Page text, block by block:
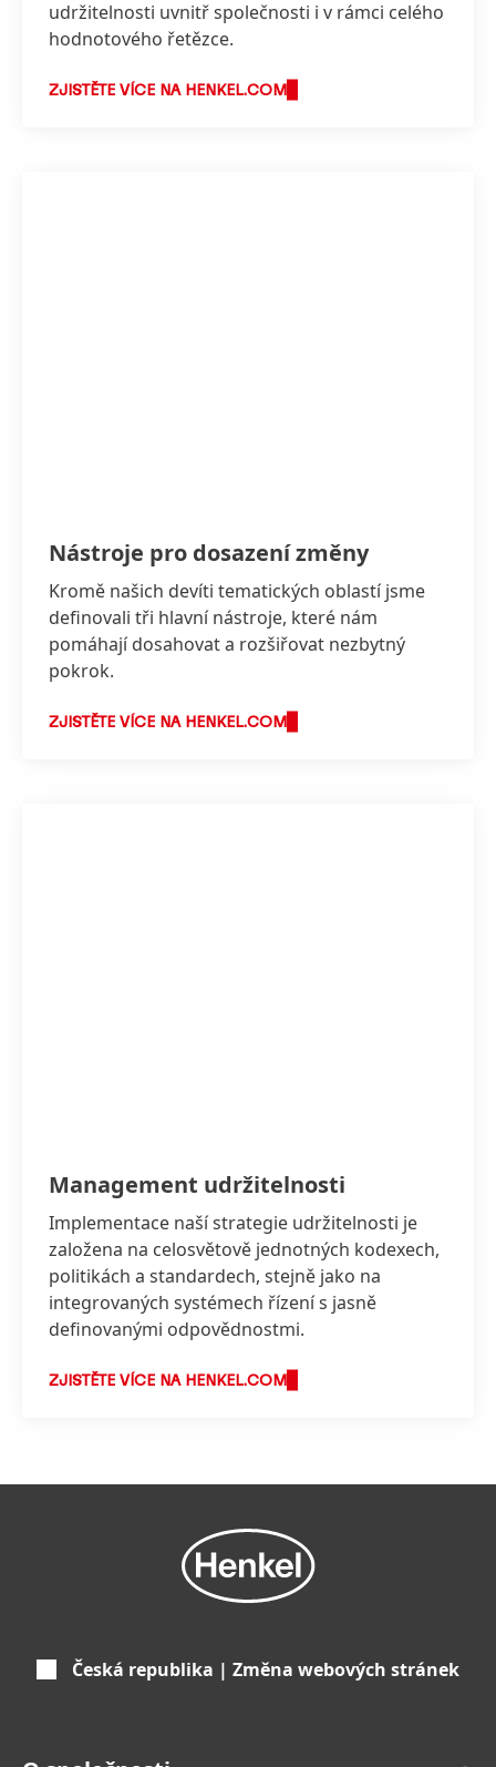
udržitelnosti uvnitř společnosti i v rámci celého
hodnotového řetězce.
ZJISTĚTE VÍCE NA HENKEL.COM
Nástroje pro dosazení změny
Kromě našich devíti tematických oblastí jsme
definovali tři hlavní nástroje, které nám
pomáhají dosahovat a rozšiřovat nezbytný
pokrok.
ZJISTĚTE VÍCE NA HENKEL.COM
Management udržitelnosti
Implementace naší strategie udržitelnosti je
založena na celosvětově jednotných kodexech,
politikách a standardech, stejně jako na
integrovaných systémech řízení s jasně
definovanými odpovědnostmi.
ZJISTĚTE VÍCE NA HENKEL.COM
Česká republika | Změna webových stránek